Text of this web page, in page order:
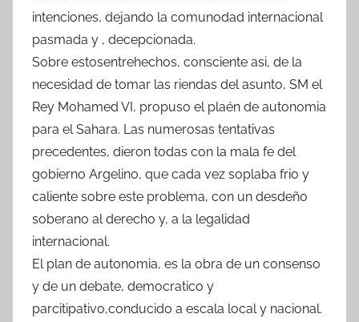
intenciones, dejando la comunodad internacional
pasmada y , decepcionada.
Sobre estosentrehechos, consciente asi, de la
necesidad de tomar las riendas del asunto, SM el
Rey Mohamed VI, propuso el plaén de autonomia
para el Sahara. Las numerosas tentativas
precedentes, dieron todas con la mala fe del
gobierno Argelino, que cada vez soplaba frio y
caliente sobre este problema, con un desdeño
soberano al derecho y, a la legalidad
internacional.
El plan de autonomia, es la obra de un consenso
y de un debate, democratico y
parcitipativo,conducido a escala local y nacional.